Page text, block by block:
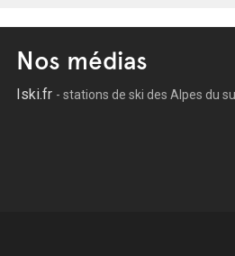
Nos médias
Iski.fr - stations de ski des Alpes du